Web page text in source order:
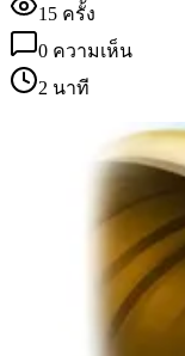
15 ครั้ง
0 ความเห็น
2 นาที